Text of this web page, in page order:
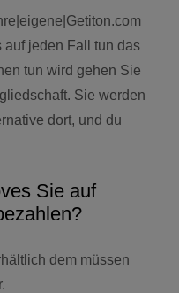
auf jeden Fall tun das
tun wird gehen Sie
Sie werden
dort, und du
Sie auf
dem müssen